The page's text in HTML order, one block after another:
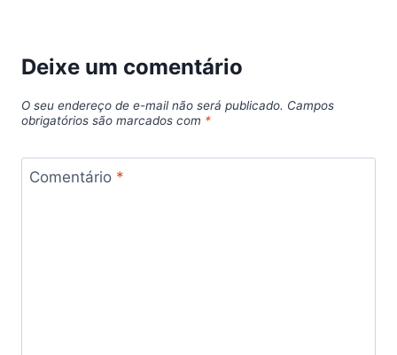
Deixe um comentário
O seu endereço de e-mail não será publicado. Campos
obrigatórios são marcados com *
Comentário *